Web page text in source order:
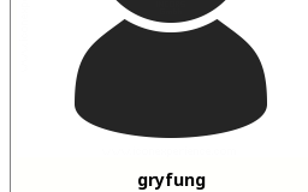
gryfung